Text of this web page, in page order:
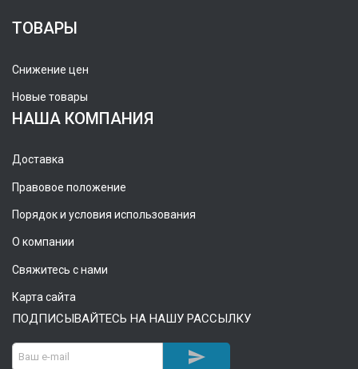
ТОВАРЫ
Снижение цен
Новые товары
НАША КОМПАНИЯ
Доставка
Правовое положение
Порядок и условия использования
О компании
Свяжитесь с нами
Карта сайта
ПОДПИСЫВАЙТЕСЬ НА НАШУ РАССЫЛКУ
